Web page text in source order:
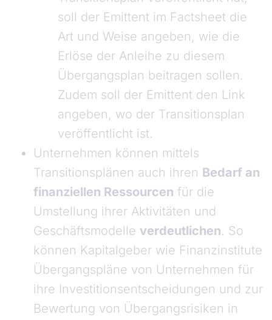
soll der Emittent im Factsheet die
Art und Weise angeben, wie die
Erlöse der Anleihe zu diesem
Übergangsplan beitragen sollen.
Zudem soll der Emittent den Link
angeben, wo der Transitionsplan
veröffentlicht ist.
Unternehmen können mittels
Transitionsplänen auch ihren Bedarf an
finanziellen Ressourcen für die
Umstellung ihrer Aktivitäten und
Geschäftsmodelle verdeutlichen. So
können Kapitalgeber wie Finanzinstitute
Übergangspläne von Unternehmen für
ihre Investitionsentscheidungen und zur
Bewertung von Übergangsrisiken in